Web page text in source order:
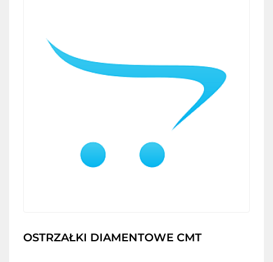
OSTRZAŁKI DIAMENTOWE CMT